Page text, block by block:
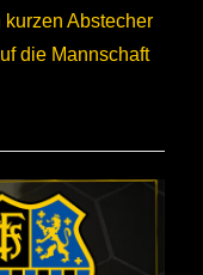
Abstecher
die Mannschaft